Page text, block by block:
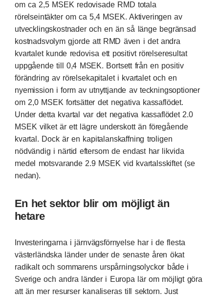
om ca 2,5 MSEK redovisade RMD totala
rörelseintäkter om ca 5,4 MSEK. Aktiveringen av
utvecklingskostnader och en än så länge begränsad
kostnadsvolym gjorde att RMD även i det andra
kvartalet kunde redovisa ett positivt rörelseresultat
uppgående till 0,4 MSEK. Bortsett från en positiv
förändring av rörelsekapitalet i kvartalet och en
nyemission i form av utnyttjande av teckningsoptioner
om 2,0 MSEK fortsätter det negativa kassaflödet.
Under detta kvartal var det negativa kassaflödet 2.0
MSEK vilket är ett lägre underskott än föregående
kvartal. Dock är en kapitalanskaffning troligen
nödvändig i närtid eftersom de endast har likvida
medel motsvarande 2.9 MSEK vid kvartalsskiftet (se
nedan).
En het sektor blir om möjligt än
hetare
Investeringarna i järnvägsförnyelse har i de flesta
västerländska länder under de senaste åren ökat
radikalt och sommarens urspårningsolyckor både i
Sverige och andra länder i Europa lär om möjligt göra
att än mer resurser kanaliseras till sektorn. Just